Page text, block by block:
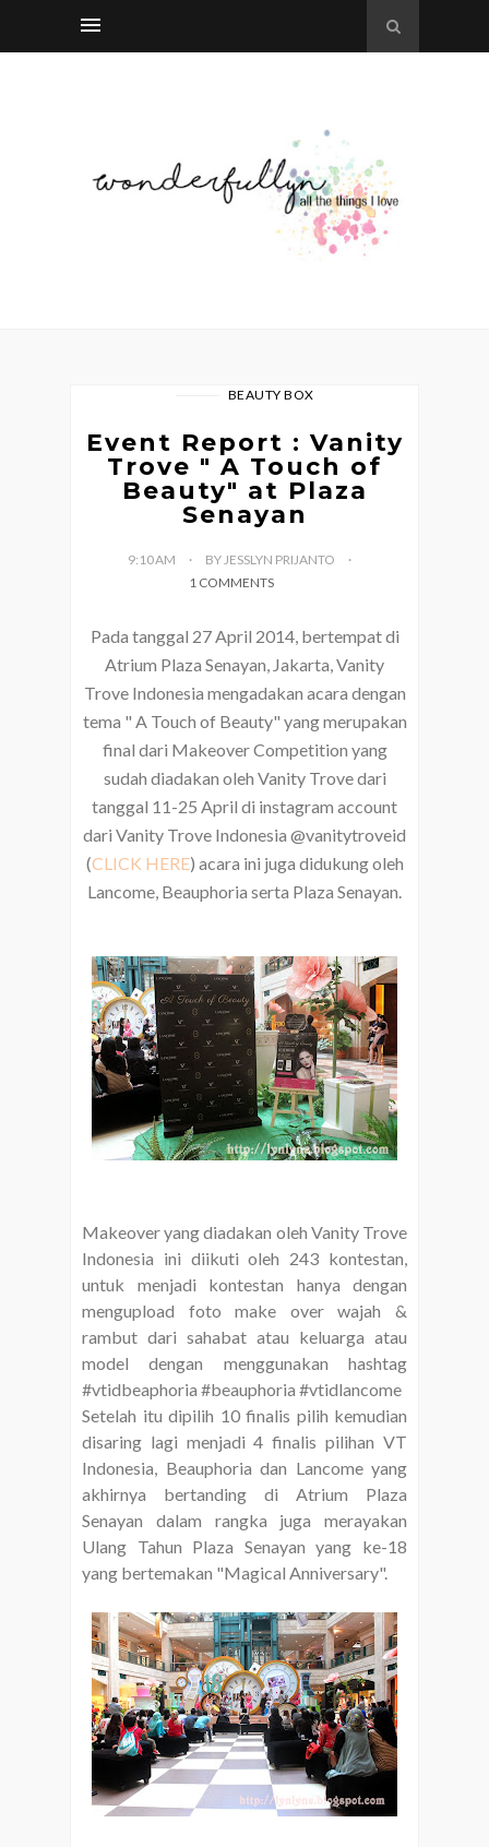
BEAUTY BOX
Event Report : Vanity
Trove " A Touch of
Beauty" at Plaza
Senayan
9:10 AM
BY JESSLYN PRIJANTO
1 COMMENTS
Pada tanggal 27 April 2014, bertempat di
Atrium Plaza Senayan, Jakarta, Vanity
Trove Indonesia mengadakan acara dengan
tema " A Touch of Beauty" yang merupakan
final dari Makeover Competition yang
sudah diadakan oleh Vanity Trove dari
tanggal 11-25 April di instagram account
dari Vanity Trove Indonesia @vanitytroveid
(CLICK HERE) acara ini juga didukung oleh
Lancome, Beauphoria serta Plaza Senayan.
Makeover yang diadakan oleh Vanity Trove
Indonesia ini diikuti oleh 243 kontestan,
untuk menjadi kontestan hanya dengan
mengupload foto make over wajah &
rambut dari sahabat atau keluarga atau
model dengan menggunakan hashtag
#vtidbeaphoria #beauphoria #vtidlancome
Setelah itu dipilih 10 finalis pilih kemudian
disaring lagi menjadi 4 finalis pilihan VT
Indonesia, Beauphoria dan Lancome yang
akhirnya bertanding di Atrium Plaza
Senayan dalam rangka juga merayakan
Ulang Tahun Plaza Senayan yang ke-18
yang bertemakan "Magical Anniversary".